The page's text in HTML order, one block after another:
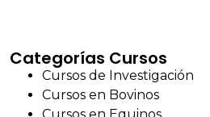
Categorías Cursos
Cursos de Investigación
Cursos en Bovinos